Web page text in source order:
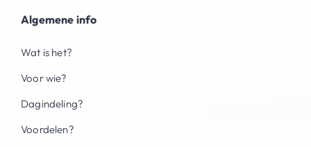
Algemene info
Wat is het?
Voor wie?
Dagindeling?
Voordelen?